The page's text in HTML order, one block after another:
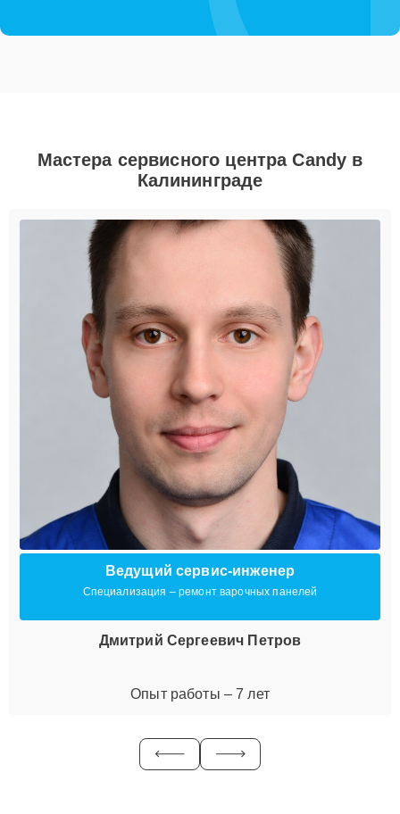
Мастера сервисного центра Candy в
Калининграде
Ведущий сервис-инженер
Специализация – ремонт варочных панелей
Дмитрий Сергеевич Петров
Опыт работы – 7 лет